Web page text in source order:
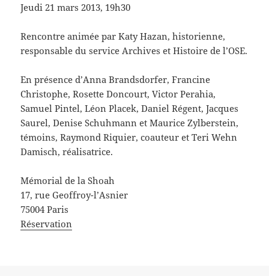
Jeudi 21 mars 2013, 19h30
Rencontre animée par Katy Hazan, historienne,
responsable du service Archives et Histoire de l’OSE.
En présence d’Anna Brandsdorfer, Francine
Christophe, Rosette Doncourt, Victor Perahia,
Samuel Pintel, Léon Placek, Daniel Régent, Jacques
Saurel, Denise Schuhmann et Maurice Zylberstein,
témoins, Raymond Riquier, coauteur et Teri Wehn
Damisch, réalisatrice.
Mémorial de la Shoah
17, rue Geoffroy-l’Asnier
75004 Paris
Réservation